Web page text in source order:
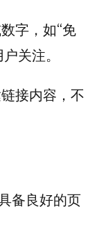
字，如“免
关注。
接内容，不
备良好的页